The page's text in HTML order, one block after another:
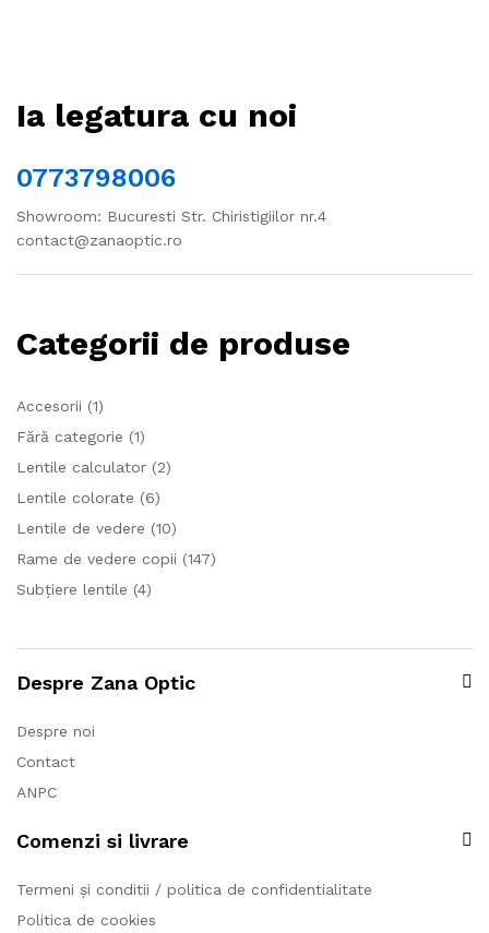
Ia legatura cu noi
0773798006
Showroom: Bucuresti Str. Chiristigiilor nr.4
contact@zanaoptic.ro
Categorii de produse
Accesorii (1)
Fără categorie (1)
Lentile calculator (2)
Lentile colorate (6)
Lentile de vedere (10)
Rame de vedere copii (147)
Subțiere lentile (4)
Despre Zana Optic
Despre noi
Contact
ANPC
Comenzi si livrare
Termeni și conditii / politica de confidentialitate
Politica de cookies